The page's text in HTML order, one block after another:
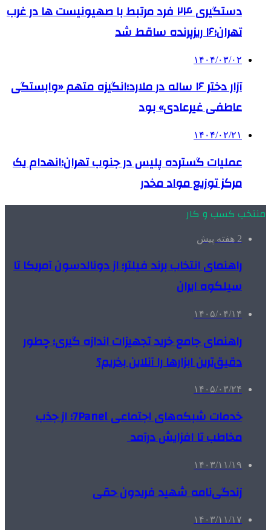
دستگیری ۲۴ فرد مرتبط با صهیونیست ها در غرب
تهران؛۱۶ ریزپرنده ساقط شد
۱۴۰۴/۰۳/۰۲
آزار دختر ۱۶ ساله در ملارد؛انگیزه متهم «وابستگی
عاطفی غیرعادی» بود
۱۴۰۴/۰۲/۲۱
عملیات گسترده پلیس در جنوب تهران؛انهدام یک
مرکز توزیع مواد مخدر
منتخب کسب و کار
2 هفته پیش
راهنمای انتخاب برند فیلتر؛ از دونالدسون آمریکا تا
سیلکوه ایران
۱۴۰۵/۰۴/۱۴
راهنمای جامع خرید تجهیزات اندازه گیری؛ چطور
دقیق‌ترین ابزارها را آنلاین بخریم؟
۱۴۰۵/۰۳/۲۴
خدمات شبکه‌های اجتماعی 7Panel؛ از جذب
مخاطب تا افزایش درآمد
۱۴۰۳/۱۱/۱۹
زندگی‌نامه شهید فریدون حقی
۱۴۰۳/۱۱/۱۷